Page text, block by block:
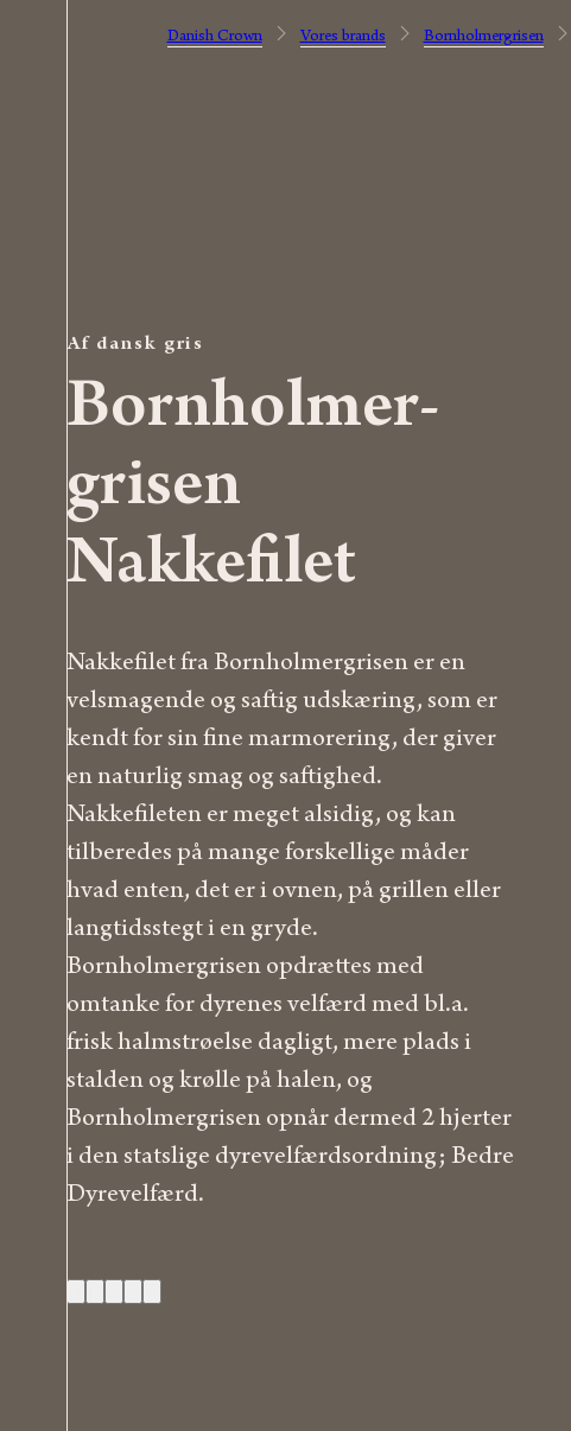
Danish Crown Vores brands Bornholmergrisen
Af dansk gris
Bornholmer­
gris­en
Nakkefilet
Nakkefilet fra Bornholmergrisen er en
velsmagende og saftig udskæring, som er
kendt for sin fine marmorering, der giver
en naturlig smag og saftighed.
Nakkefileten er meget alsidig, og kan
tilberedes på mange forskellige måder
hvad enten, det er i ovnen, på grillen eller
langtidsstegt i en gryde.
Bornholmergrisen opdrættes med
omtanke for dyrenes velfærd med bl.a.
frisk halmstrøelse dagligt, mere plads i
stalden og krølle på halen, og
Bornholmergrisen opnår dermed 2 hjerter
i den statslige dyrevelfærdsordning; Bedre
Dyrevelfærd.